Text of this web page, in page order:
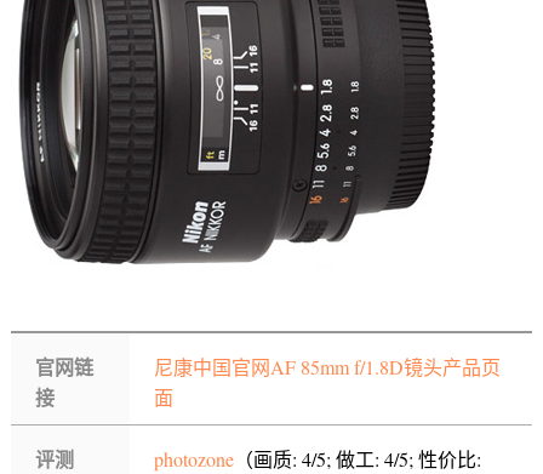
官网链
接
尼康中国官网AF 85mm f/1.8D镜头产品页
面
评测 photozone（画质: 4/5; 做工: 4/5; 性价比: